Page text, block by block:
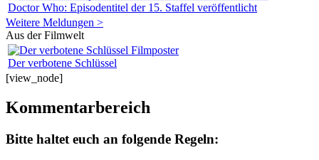
Doctor Who: Episodentitel der 15. Staffel veröffentlicht
Weitere Meldungen >
Aus der Filmwelt
Der verbotene Schlüssel
[view_node]
Kommentarbereich
Bitte haltet euch an folgende Regeln: